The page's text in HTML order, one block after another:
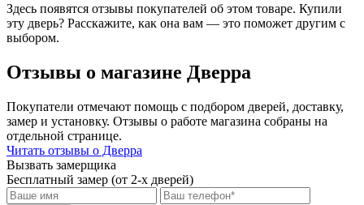
Здесь появятся отзывы покупателей об этом товаре. Купили
эту дверь? Расскажите, как она вам — это поможет другим с
выбором.
Отзывы о магазине Дверра
Покупатели отмечают помощь с подбором дверей, доставку,
замер и установку. Отзывы о работе магазина собраны на
отдельной странице.
Читать отзывы о Дверра
Вызвать замерщика
Бесплатный замер (от 2-х дверей)